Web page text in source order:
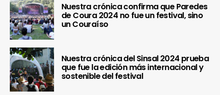
Nuestra crónica confirma que Paredes
de Coura 2024 no fue un festival, sino
un Couraíso
Nuestra crónica del Sinsal 2024 prueba
que fue la edición más internacional y
sostenible del festival